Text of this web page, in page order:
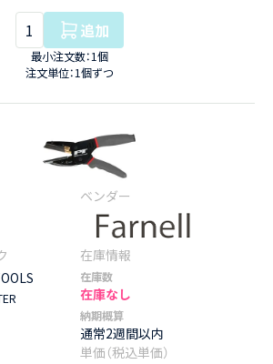
追加
最小注文数：1個
注文単位：1個ずつ
在庫数
在庫なし
納期概算
通常2週間以内